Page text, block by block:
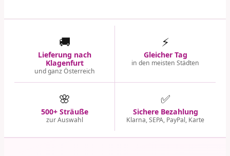
🚚
Lieferung nach
Klagenfurt
und ganz Österreich
⚡
Gleicher Tag
in den meisten Städten
🌸
500+ Sträuße
zur Auswahl
✅
Sichere Bezahlung
Klarna, SEPA, PayPal, Karte